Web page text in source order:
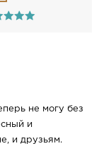
не могу без
и
и друзьям.